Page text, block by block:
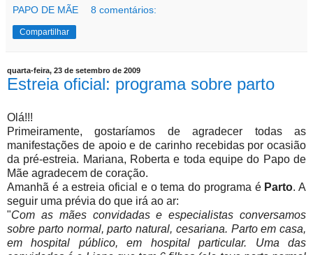
PAPO DE MÃE 8 comentários:
Compartilhar
quarta-feira, 23 de setembro de 2009
Estreia oficial: programa sobre parto
Olá!!!
Primeiramente, gostaríamos de agradecer todas as
manifestações de apoio e de carinho recebidas por ocasião
da pré-estreia. Mariana, Roberta e toda equipe do Papo de
Mãe agradecem de coração.
Amanhã é a estreia oficial e o tema do programa é Parto. A
seguir uma prévia do que irá ao ar:
"Com as mães convidadas e especialistas conversamos
sobre parto normal, parto natural, cesariana. Parto em casa,
em hospital público, em hospital particular. Uma das